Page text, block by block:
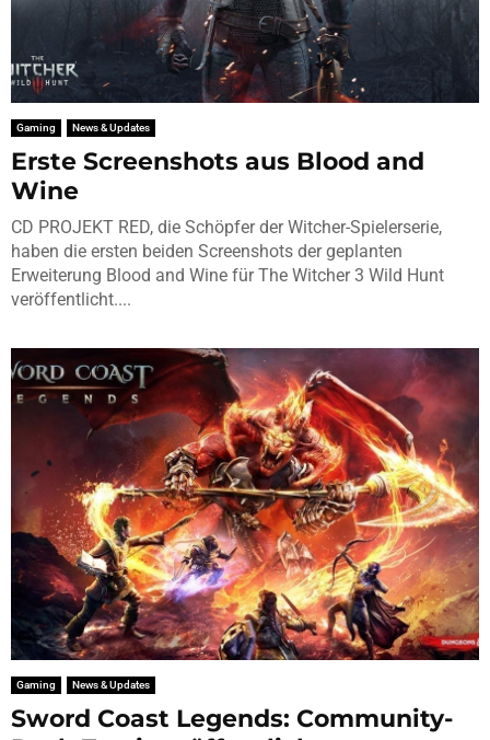
Gaming News & Updates
Erste Screenshots aus Blood and
Wine
CD PROJEKT RED, die Schöpfer der Witcher-Spielerserie,
haben die ersten beiden Screenshots der geplanten
Erweiterung Blood and Wine für The Witcher 3 Wild Hunt
veröffentlicht....
Gaming News & Updates
Sword Coast Legends: Community-